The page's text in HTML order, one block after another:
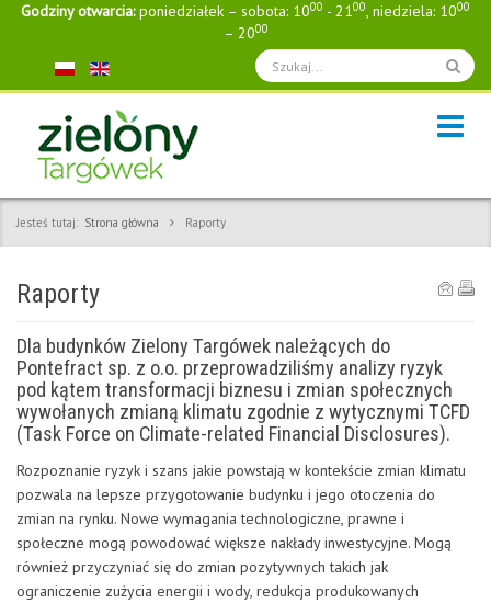
Godziny otwarcia:poniedziałek – sobota: 1000 - 2100, niedziela: 1000
– 2000
Jesteś tutaj: Strona główna Raporty
Raporty
Dla budynków Zielony Targówek należących do
Pontefract sp. z o.o. przeprowadziliśmy analizy ryzyk
pod kątem transformacji biznesu i zmian społecznych
wywołanych zmianą klimatu zgodnie z wytycznymi TCFD
(Task Force on Climate-related Financial Disclosures).
Rozpoznanie ryzyk i szans jakie powstają w kontekście zmian klimatu
pozwala na lepsze przygotowanie budynku i jego otoczenia do
zmian na rynku. Nowe wymagania technologiczne, prawne i
społeczne mogą powodować większe nakłady inwestycyjne. Mogą
również przyczyniać się do zmian pozytywnych takich jak
ograniczenie zużycia energii i wody, redukcja produkowanych